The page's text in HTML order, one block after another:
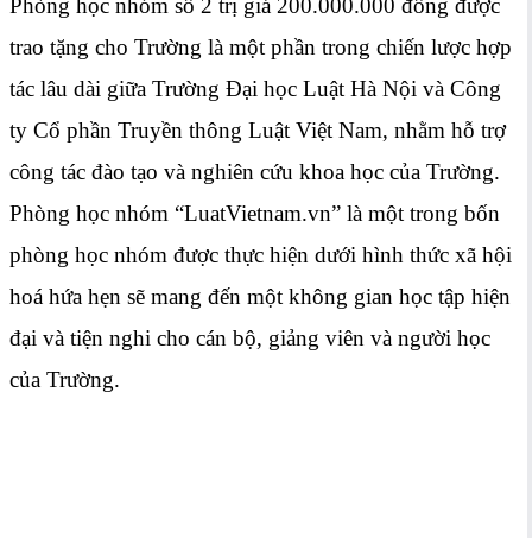
Phòng học nhóm số 2 trị giá 200.000.000 đồng được
trao tặng cho Trường là một phần trong chiến lược hợp
tác lâu dài giữa Trường Đại học Luật Hà Nội và Công
ty Cổ phần Truyền thông Luật Việt Nam, nhằm hỗ trợ
công tác đào tạo và nghiên cứu khoa học của Trường.
Phòng học nhóm “LuatVietnam.vn” là một trong bốn
phòng học nhóm được thực hiện dưới hình thức xã hội
hoá hứa hẹn sẽ mang đến một không gian học tập hiện
đại và tiện nghi cho cán bộ, giảng viên và người học
của Trường.